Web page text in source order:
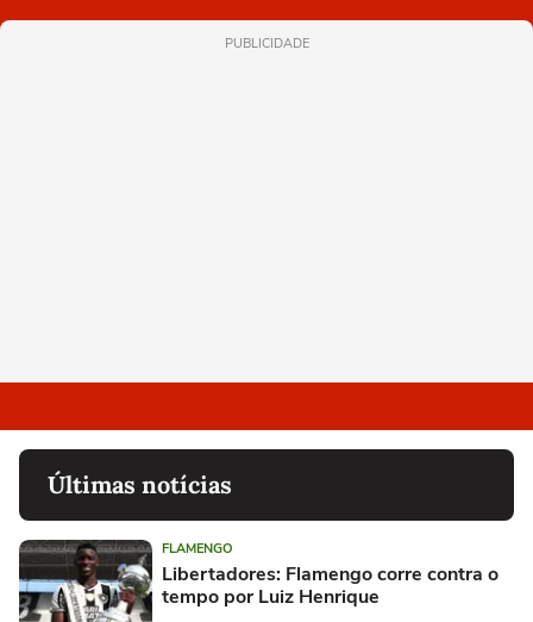
PUBLICIDADE
Últimas notícias
FLAMENGO
Libertadores: Flamengo corre contra o
tempo por Luiz Henrique